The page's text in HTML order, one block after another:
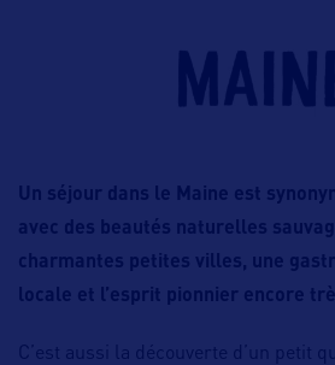
Un séjour dans le Maine est
avec des beautés naturelles
charmantes petites villes, une
locale et l’esprit pionnier encore
C’est aussi la découverte d’un petit